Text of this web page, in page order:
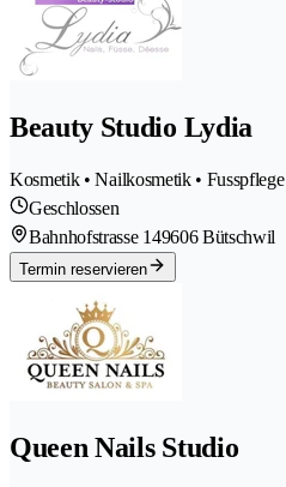
Beauty Studio Lydia
Kosmetik • Nailkosmetik • Fusspflege
Geschlossen
Bahnhofstrasse 149606 Bütschwil
Termin reservieren
Queen Nails Studio